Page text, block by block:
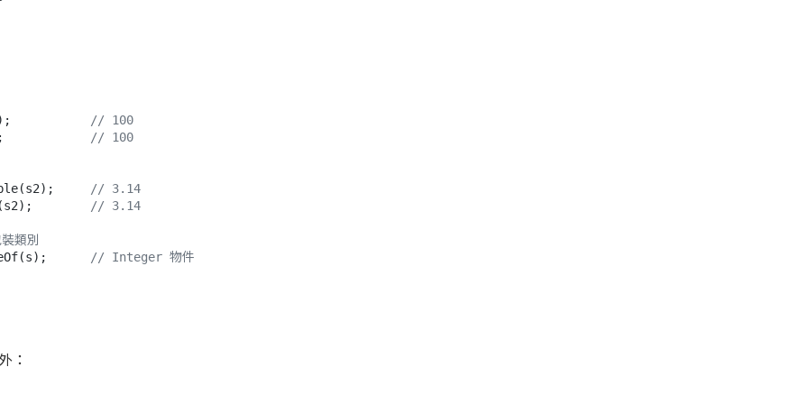
// 100
// 100
// 3.14
// 3.14
類別
// Integer 物件
：